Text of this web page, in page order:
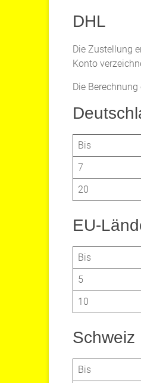
DHL
Die Zustellung
Konto
Die
Bis
7
20
EU-
Bis
5
10
Schweiz
Bis